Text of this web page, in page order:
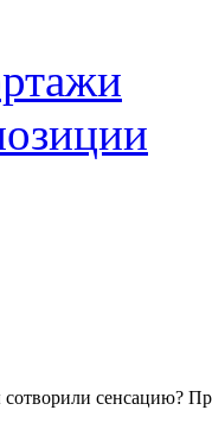
сенсацию?